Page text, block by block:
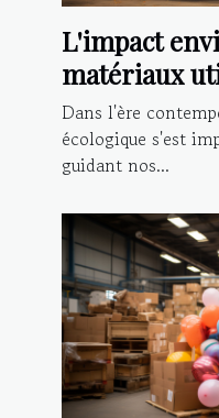
L'impact
matériaux
fabrication
Dans l'ère
écologique s'est
guidant nos...